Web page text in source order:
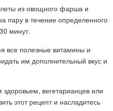
из овощного фарша и
пару в течение определенного
минут.
все полезные витамины и
им дополнительный вкус и
вегетарианцев или
этот рецепт и насладитесь